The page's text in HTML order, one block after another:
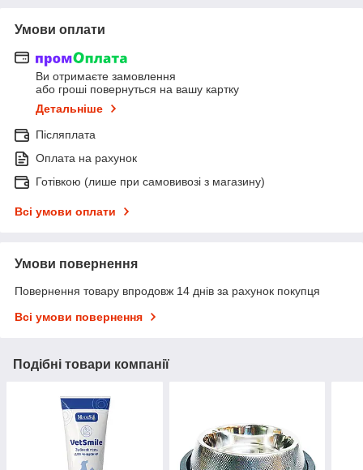
Умови оплати
Ви отримаєте замовлення
або гроші повернуться на вашу картку
Детальніше
Післяплата
Оплата на рахунок
Готівкою (лише при самовивозі з магазину)
Всі умови оплати
Умови повернення
Повернення товару впродовж 14 днів за рахунок покупця
Всі умови повернення
Подібні товари компанії